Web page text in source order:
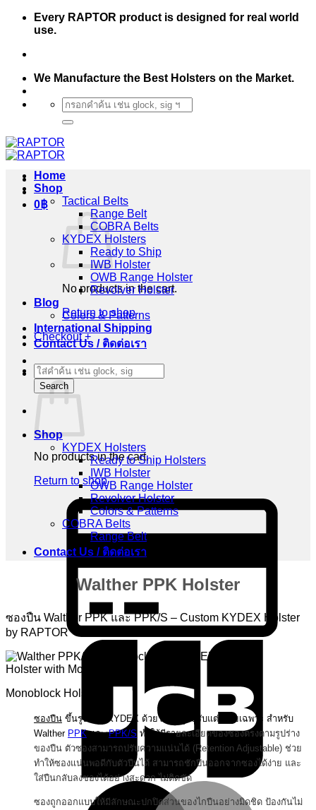
Skip
Every RAPTOR product is designed for real world
use.
We Manufacture the Best Holsters on the Market.
Search
for:
0฿
No products in the cart.
Return to shop
Checkout +
Cart
No products in the cart.
Return to shop
Home
Shop
Tactical Belts
Range Belt
COBRA Belts
KYDEX Holsters
Ready to Ship
IWB Holster
OWB Range Holster
Revolver Holster
Blog
Colors & Patterns
International Shipping
Contact Us / ติดต่อเรา
Products
search
Search
Shop
KYDEX Holsters
Ready to Ship Holsters
IWB Holster
OWB Range Holster
Revolver Holster
Colors & Patterns
COBRA Belts
Range Belt
Contact Us / ติดต่อเรา
Walther PPK Holster
ซองปืน Walther PPK และ PPK/S – Custom KYDEX Holster
by RAPTOR
Monoblock Holster
ซองปืน ขึ้นรูปจาก KYDEX ด้วยโมลที่ถูกปรับแต่งโดยเฉพาะ สำหรับ
Walther PPKและPPK/S ทำให้มีรายละเอียดของซองตรงตามรูปร่าง
ของปืน ตัวซองสามารถปรับความแน่นได้ (Retention Adjustable) ช่วย
ทำให้ซองแน่นพอดีกับตัวปืนได้ สามารถชักปืนออกจากซองได้ง่าย และ
ใส่ปืนกลับลงซองได้อย่างสะดวก ไม่ติดขัด
ซองถูกออกแบบให้มีลักษณะปกปิดส่วนของไกปืนอย่างมิดชิด ป้องกันไม่